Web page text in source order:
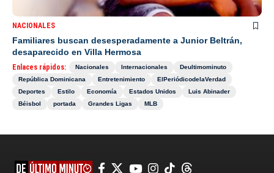
NACIONALES
Familiares buscan desesperadamente a Junior Beltrán,
desaparecido en Villa Hermosa
Enlaces rápidos: Nacionales Internacionales
Deultimominuto
República Dominicana
Entretenimiento
ElPeriódicodelaVerdad
Deportes
Estilo Economía Estados Unidos
Luis Abinader
Béisbol
portada Grandes Ligas MLB